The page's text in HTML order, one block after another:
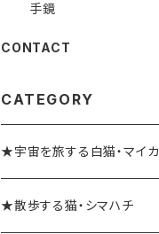
手鏡
CONTACT
CATEGORY
★宇宙を旅する白猫・マイカ
★散歩する猫・シマハチ